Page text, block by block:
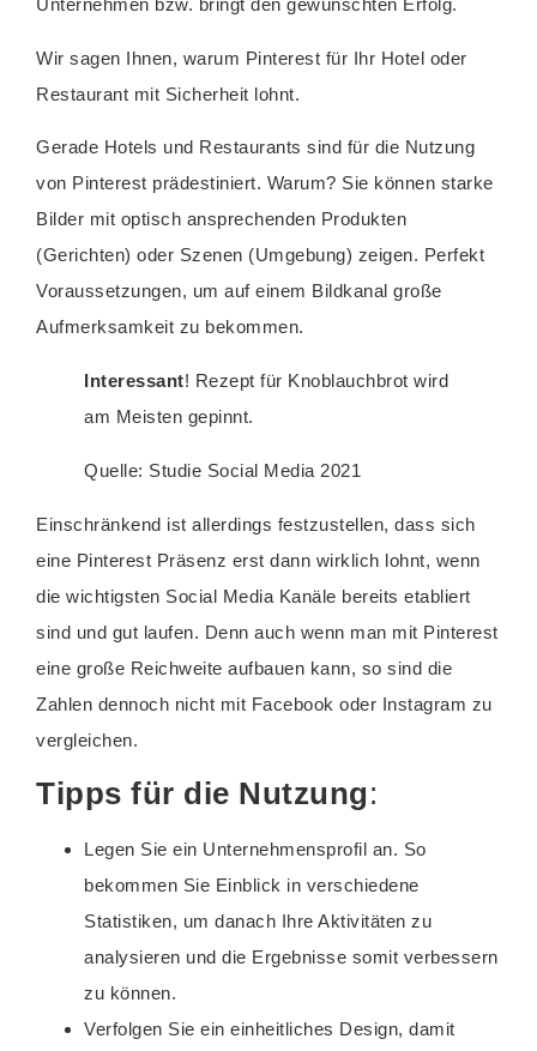
Unternehmen bzw. bringt den gewünschten Erfolg.
Wir sagen Ihnen, warum Pinterest für Ihr Hotel oder
Restaurant mit Sicherheit lohnt.
Gerade Hotels und Restaurants sind für die Nutzung
von Pinterest prädestiniert. Warum? Sie können starke
Bilder mit optisch ansprechenden Produkten
(Gerichten) oder Szenen (Umgebung) zeigen. Perfekt
Voraussetzungen, um auf einem Bildkanal große
Aufmerksamkeit zu bekommen.
Interessant! Rezept für Knoblauchbrot wird
am Meisten gepinnt.
Quelle: Studie Social Media 2021
Einschränkend ist allerdings festzustellen, dass sich
eine Pinterest Präsenz erst dann wirklich lohnt, wenn
die wichtigsten Social Media Kanäle bereits etabliert
sind und gut laufen. Denn auch wenn man mit Pinterest
eine große Reichweite aufbauen kann, so sind die
Zahlen dennoch nicht mit Facebook oder Instagram zu
vergleichen.
Tipps für die Nutzung:
Legen Sie ein Unternehmensprofil an. So
bekommen Sie Einblick in verschiedene
Statistiken, um danach Ihre Aktivitäten zu
analysieren und die Ergebnisse somit verbessern
zu können.
Verfolgen Sie ein einheitliches Design, damit